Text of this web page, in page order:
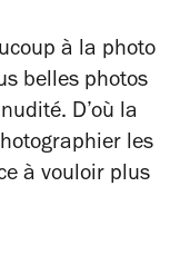
à la photo
belles photos
D’où la
les
à vouloir plus